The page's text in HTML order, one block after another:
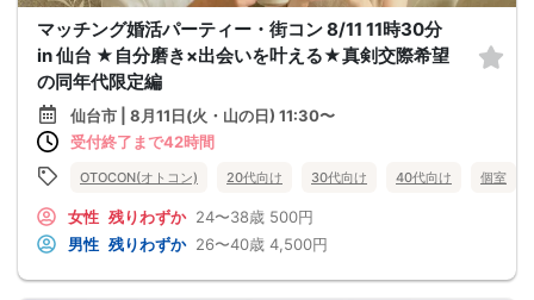
マッチング婚活パーティー・街コン 8/11 11時30分
in 仙台 ★自分磨き×出会いを叶える★真剣交際希望
の同年代限定編
仙台市 | 8月11日(火・山の日) 11:30〜
受付終了まで42時間
OTOCON(オトコン) 20代向け 30代向け 40代向け 個室
女性 残りわずか 24〜38歳 500円
男性 残りわずか 26〜40歳 4,500円